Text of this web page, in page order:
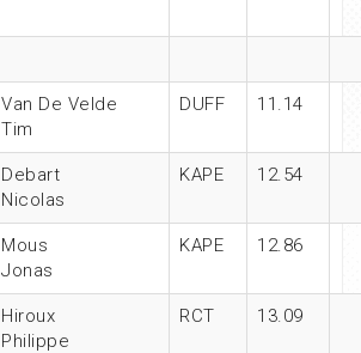
Van De Velde
Tim
DUFF 11.14
Debart
Nicolas
KAPE 12.54
Mous
Jonas
KAPE 12.86
Hiroux
Philippe
RCT 13.09